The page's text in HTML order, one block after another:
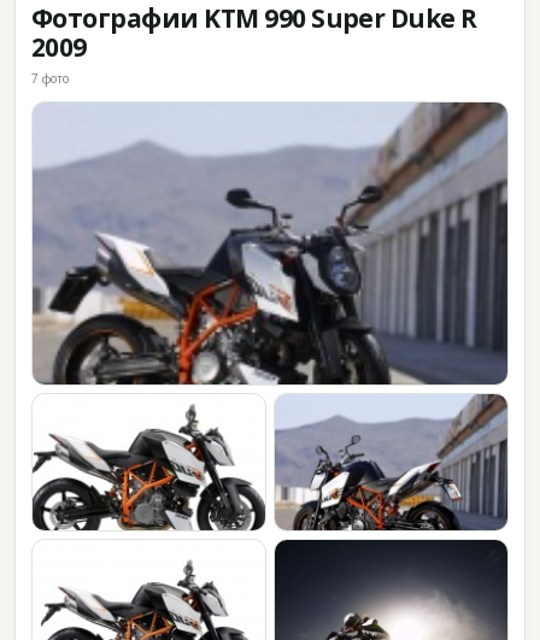
Фотографии KTM 990 Super Duke R
2009
7 фото